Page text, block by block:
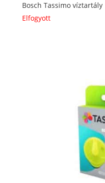
Bosch Tassimo víztartály
Elfogyott